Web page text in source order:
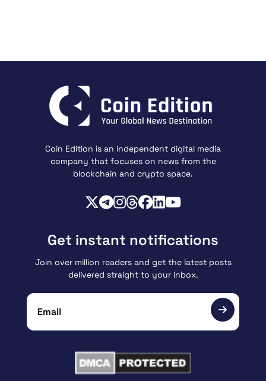
Coin Edition is an independent digital media
company that focuses on news from the
blockchain and crypto space.
Get instant notifications
Join over million readers and get the latest posts
delivered straight to your inbox.